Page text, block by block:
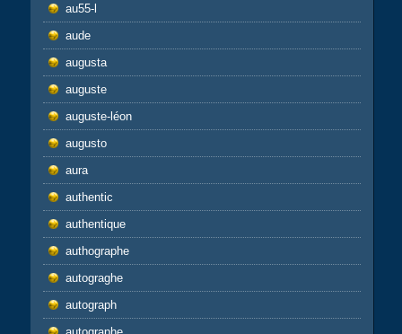
au55-l
aude
augusta
auguste
auguste-léon
augusto
aura
authentic
authentique
authographe
autograghe
autograph
autographe